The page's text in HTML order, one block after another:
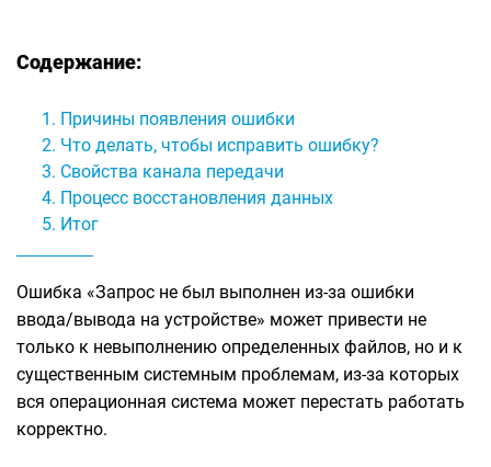
Содержание:
Причины появления ошибки
Что делать, чтобы исправить ошибку?
Свойства канала передачи
Процесс восстановления данных
Итог
Ошибка «Запрос не был выполнен из-за ошибки
ввода/вывода на устройстве» может привести не
только к невыполнению определенных файлов, но и к
существенным системным проблемам, из-за которых
вся операционная система может перестать работать
корректно.